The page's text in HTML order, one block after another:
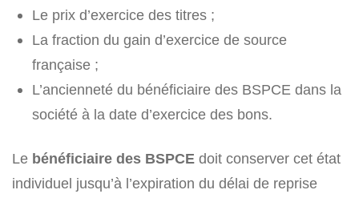
Le prix d’exercice des titres ;
La fraction du gain d’exercice de source
française ;
L’ancienneté du bénéficiaire des BSPCE dans la
société à la date d’exercice des bons.
Le bénéficiaire des BSPCE doit conserver cet état
individuel jusqu’à l’expiration du délai de reprise